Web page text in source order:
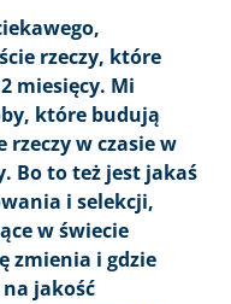
rzeczy, które
miesięcy. Mi
które budują
w czasie w
Bo to też jest jakaś
i selekcji,
w świecie
zmienia i gdzie
jakość